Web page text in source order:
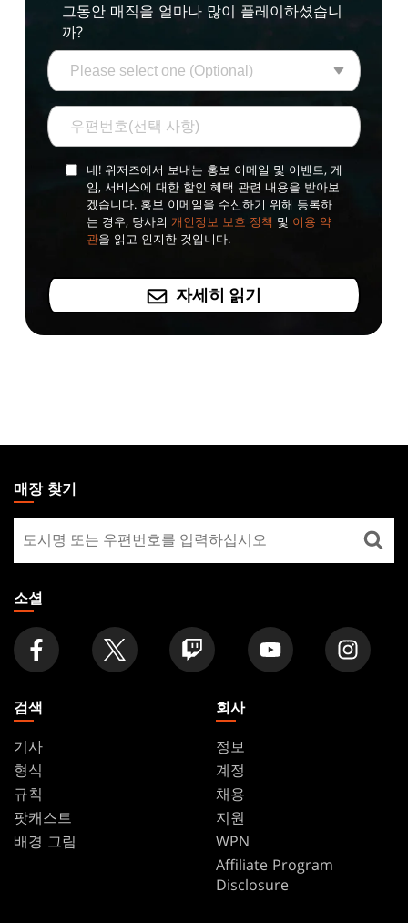
그동안 매직을 얼마나 많이 플레이하셨습니
까?
네! 위저즈에서 보내는 홍보 이메일 및 이벤트, 게
임, 서비스에 대한 할인 혜택 관련 내용을 받아보
겠습니다. 홍보 이메일을 수신하기 위해 등록하
는 경우, 당사의 개인정보 보호 정책 및 이용 약
관을 읽고 인지한 것입니다.
자세히 읽기
THE
GATHERING
FOOTER
매장 찾기
장
찾
기
소셜
검색
기사
형식
규칙
팟캐스트
배경 그림
회사
정보
계정
채용
지원
WPN
Affiliate Program
Disclosure